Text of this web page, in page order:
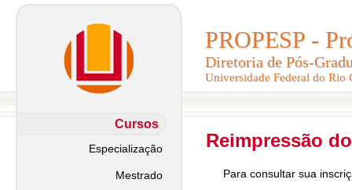
PROPESP -
Diretoria de Pós-
Universidade Federal do Rio
PROPESP -
Diretoria de Pós-
Universidade Federal do Rio
Cursos
Especialização
Mestrado
Reimpressão
Para consultar sua